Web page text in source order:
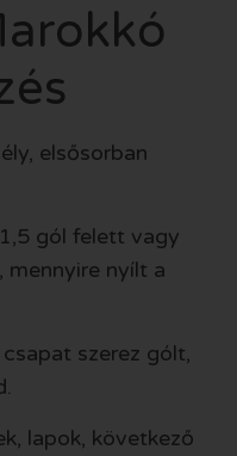
elsősorban
gól felett vagy
nyílt a
szerez gólt,
lapok, következő